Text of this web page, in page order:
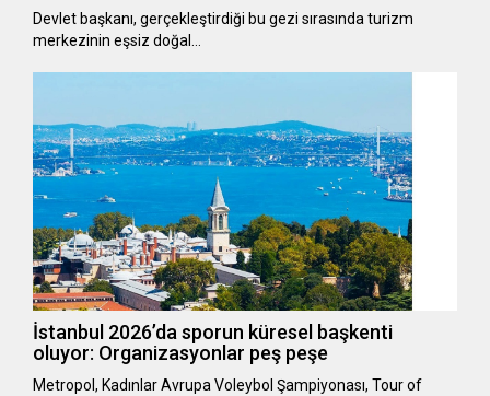
Devlet başkanı, gerçekleştirdiği bu gezi sırasında turizm
merkezinin eşsiz doğal…
İstanbul 2026’da sporun küresel başkenti
oluyor: Organizasyonlar peş peşe
Metropol, Kadınlar Avrupa Voleybol Şampiyonası, Tour of